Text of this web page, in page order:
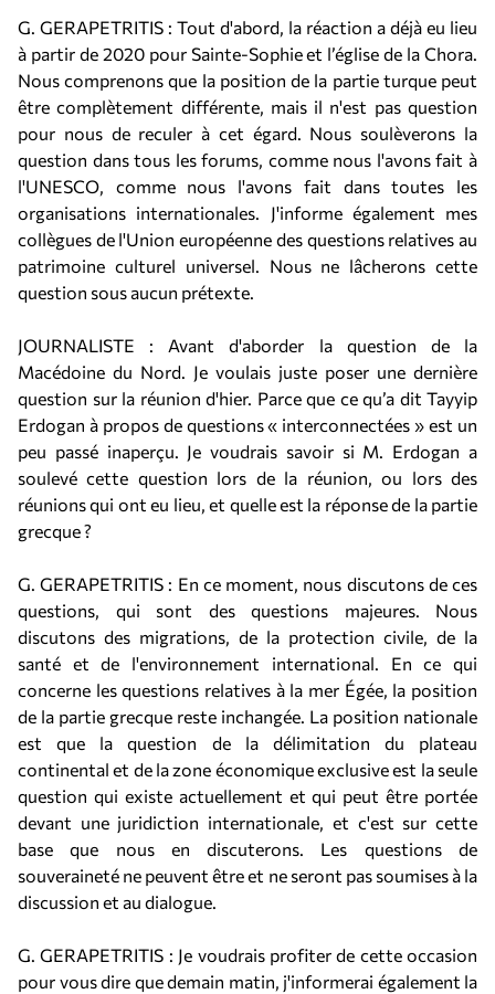
G. GERAPETRITIS : Tout d'abord, la réaction a déjà eu lieu
à partir de 2020 pour Sainte-Sophie et l’église de la Chora.
Nous comprenons que la position de la partie turque peut
être complètement différente, mais il n'est pas question
pour nous de reculer à cet égard. Nous soulèverons la
question dans tous les forums, comme nous l'avons fait à
l'UNESCO, comme nous l'avons fait dans toutes les
organisations internationales. J'informe également mes
collègues de l'Union européenne des questions relatives au
patrimoine culturel universel. Nous ne lâcherons cette
question sous aucun prétexte.
JOURNALISTE : Avant d'aborder la question de la
Macédoine du Nord. Je voulais juste poser une dernière
question sur la réunion d'hier. Parce que ce qu’a dit Tayyip
Erdogan à propos de questions « interconnectées » est un
peu passé inaperçu. Je voudrais savoir si M. Erdogan a
soulevé cette question lors de la réunion, ou lors des
réunions qui ont eu lieu, et quelle est la réponse de la partie
grecque ?
G. GERAPETRITIS : En ce moment, nous discutons de ces
questions, qui sont des questions majeures. Nous
discutons des migrations, de la protection civile, de la
santé et de l'environnement international. En ce qui
concerne les questions relatives à la mer Égée, la position
de la partie grecque reste inchangée. La position nationale
est que la question de la délimitation du plateau
continental et de la zone économique exclusive est la seule
question qui existe actuellement et qui peut être portée
devant une juridiction internationale, et c'est sur cette
base que nous en discuterons. Les questions de
souveraineté ne peuvent être et ne seront pas soumises à la
discussion et au dialogue.
G. GERAPETRITIS : Je voudrais profiter de cette occasion
pour vous dire que demain matin, j'informerai également la